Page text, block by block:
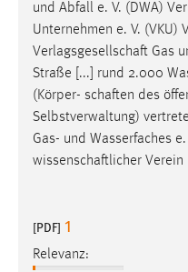
und Abfall e. V. (DWA)
Unternehmen e. V. (VKU)
Verlagsgesellschaft Gas
Straße [...] rund 2.000
(Körper- schaften des
Selbstverwaltung)
Gas- und Wasserfaches e.
wissenschaftlicher Verein
[PDF] 1
Relevanz: